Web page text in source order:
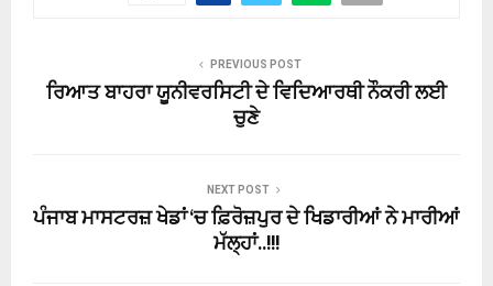
PREVIOUS POST
ਰਿਆਤ ਬਾਹਰਾ ਯੂਨੀਵਰਸਿਟੀ ਦੇ ਵਿਦਿਆਰਥੀ ਨੌਕਰੀ ਲਈ
ਚੁਣੇ
NEXT POST
ਪੰਜਾਬ ਮਾਸਟਰਜ਼ ਖੇਡਾਂ ‘ਚ ਫ਼ਿਰੋਜ਼ਪੁਰ ਦੇ ਖਿਡਾਰੀਆਂ ਨੇ ਮਾਰੀਆਂ
ਮੱਲ੍ਹਾਂ..!!!